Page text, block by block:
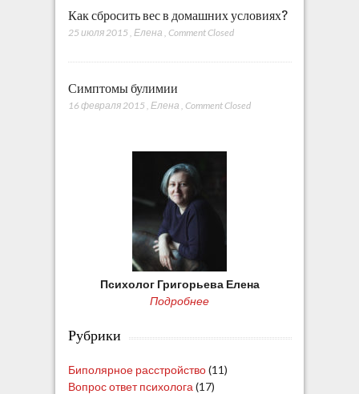
Как сбросить вес в домашних условиях?
25 июля 2015 Елена Comment Closed
Симптомы булимии
16 февраля 2015 Елена Comment Closed
Психолог Григорьева Елена
Подробнее
Рубрики
Биполярное расстройство(11)
Вопрос ответ психолога (17)